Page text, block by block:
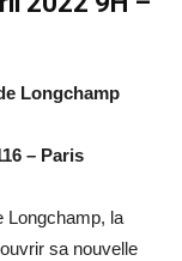
Longchamp
– Paris
Longchamp, la
sa nouvelle